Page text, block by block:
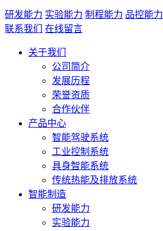
研发能力 实验能力 制程能力 品控能力
联系我们
在线留言
关于我们
公司简介
发展历程
荣誉资质
合作伙伴
产品中心
智能驾驶系统
工业控制系统
具身智能系统
传统热能及排放系统
智能制造
研发能力
实验能力